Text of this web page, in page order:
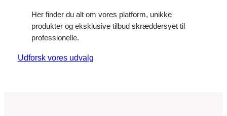
Her finder du alt om vores platform, unikke
produkter og eksklusive tilbud skræddersyet til
professionelle.
Udforsk vores udvalg